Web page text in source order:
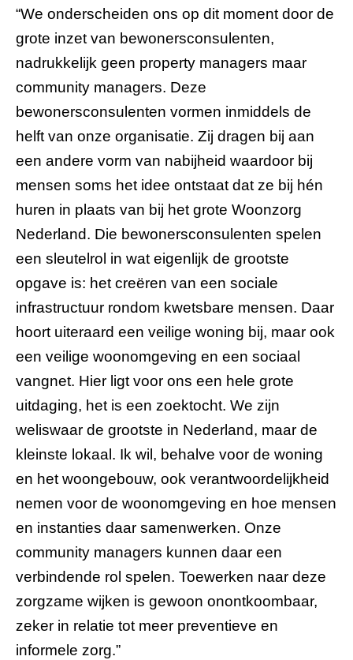
“We onderscheiden ons op dit moment door de
grote inzet van bewonersconsulenten,
nadrukkelijk geen property managers maar
community managers. Deze
bewonersconsulenten vormen inmiddels de
helft van onze organisatie. Zij dragen bij aan
een andere vorm van nabijheid waardoor bij
mensen soms het idee ontstaat dat ze bij hén
huren in plaats van bij het grote Woonzorg
Nederland. Die bewonersconsulenten spelen
een sleutelrol in wat eigenlijk de grootste
opgave is: het creëren van een sociale
infrastructuur rondom kwetsbare mensen. Daar
hoort uiteraard een veilige woning bij, maar ook
een veilige woonomgeving en een sociaal
vangnet. Hier ligt voor ons een hele grote
uitdaging, het is een zoektocht. We zijn
weliswaar de grootste in Nederland, maar de
kleinste lokaal. Ik wil, behalve voor de woning
en het woongebouw, ook verantwoordelijkheid
nemen voor de woonomgeving en hoe mensen
en instanties daar samenwerken. Onze
community managers kunnen daar een
verbindende rol spelen. Toewerken naar deze
zorgzame wijken is gewoon onontkoombaar,
zeker in relatie tot meer preventieve en
informele zorg.”